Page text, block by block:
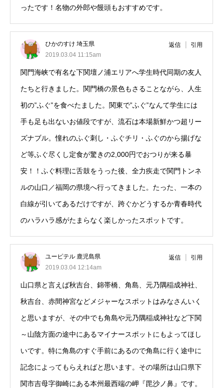
ったです！名物の外郎や饅頭もおすすめです。
ひかのすけ 埼玉県
2019.03.04 11:15am
返信 引用
関門海峡で有名な下関壇ノ浦エリアへ学生時代同期の友人
たちと行きました。関門橋の景色もさることながら、人生
初の”ふぐ”を食べたました。関東で”ふぐ”なんて学生には
手も足も出ないお値段ですが、流石は本場新鮮かつ超リー
ズナブル。憧れのふぐ刺し・ふぐチリ・ふぐのから揚げな
ど等ふぐ尽くし定食が驚きの2,000円でおつりが来る暴
安！！ふぐ料理に舌鼓をうった後、全力疾走で関門トンネ
ルの山口／福岡の県境へ行ってきました。たった、一本の
白線が引いてあるだけですが、跨ぐかどうするか青春時代
のハラハラ感がたまらなく楽しかったスポットです。
ユーピテル 鹿児島県
2019.03.04 12:14am
返信 引用
山口県と言えば秋吉台、錦帯橋、角島、元乃隅稲成神社、
秋吉台、赤間神宮などメジャーなスポットはみなさんいく
と思いますが、その中でも角島や元乃隅稲成神社など下関
～山陰方面の途中にあるマイナースポットにもよってほし
いです。特に角島のすぐ手前にあるので角島に行く途中に
記念によってもらえればと思います。その場所は山口県下
関市吉母字御崎にある本州最西端の岬『毘沙ノ鼻』です。